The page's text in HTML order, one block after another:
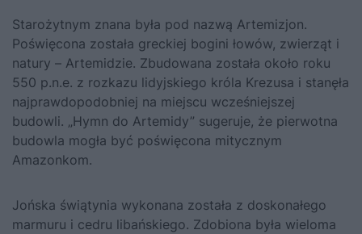
Starożytnym znana była pod nazwą Artemizjon.
Poświęcona została greckiej bogini łowów, zwierząt i
natury – Artemidzie. Zbudowana została około roku
550 p.n.e. z rozkazu lidyjskiego króla Krezusa i stanęła
najprawdopodobniej na miejscu wcześniejszej
budowli. „Hymn do Artemidy” sugeruje, że pierwotna
budowla mogła być poświęcona mitycznym
Amazonkom.
Jońska świątynia wykonana została z doskonałego
marmuru i cedru libańskiego. Zdobiona była wieloma